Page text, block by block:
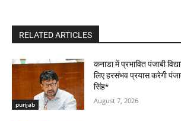
RELATED ARTICLES
punjab
कनाडा में प्रभावित पंजाबी
लिए हरसंभव प्रयास करेगी
सिंह*
August 7, 2026